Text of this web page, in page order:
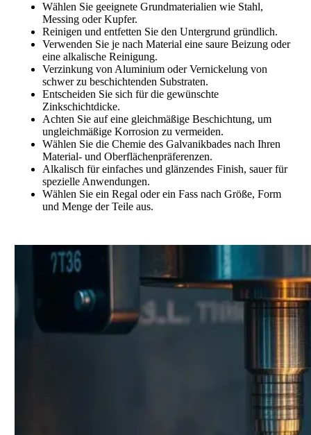
Wählen Sie geeignete Grundmaterialien wie Stahl,
Messing oder Kupfer.
Reinigen und entfetten Sie den Untergrund gründlich.
Verwenden Sie je nach Material eine saure Beizung oder
eine alkalische Reinigung.
Verzinkung von Aluminium oder Vernickelung von
schwer zu beschichtenden Substraten.
Entscheiden Sie sich für die gewünschte
Zinkschichtdicke.
Achten Sie auf eine gleichmäßige Beschichtung, um
ungleichmäßige Korrosion zu vermeiden.
Wählen Sie die Chemie des Galvanikbades nach Ihren
Material- und Oberflächenpräferenzen.
Alkalisch für einfaches und glänzendes Finish, sauer für
spezielle Anwendungen.
Wählen Sie ein Regal oder ein Fass nach Größe, Form
und Menge der Teile aus.